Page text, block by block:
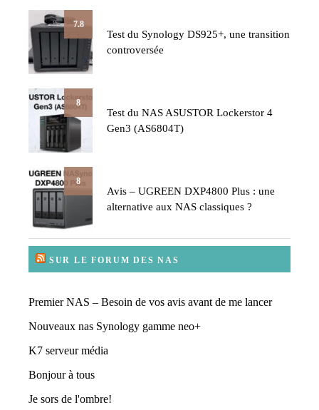
7.8
Test du Synology DS925+, une transition
controversée
8
Test du NAS ASUSTOR Lockerstor 4
Gen3 (AS6804T)
8
Avis – UGREEN DXP4800 Plus : une
alternative aux NAS classiques ?
SUR LE FORUM DES NAS
Premier NAS – Besoin de vos avis avant de me lancer
Nouveaux nas Synology gamme neo+
K7 serveur média
Bonjour à tous
Je sors de l'ombre!